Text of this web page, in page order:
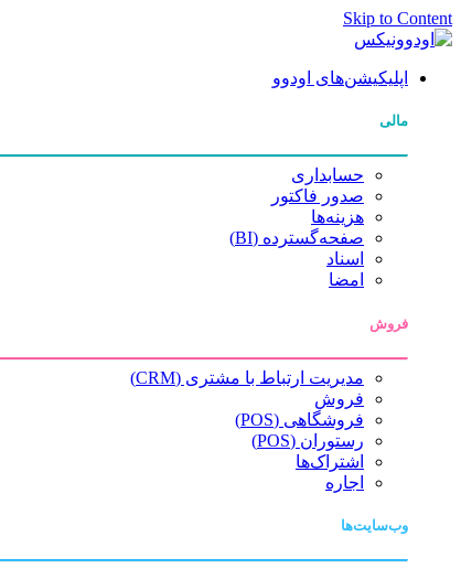
Skip to Content
اپلیکیشن‌های اودوو
مالی
حسابداری
صدور فاکتور
هزینه‌ها
صفحه‌گسترده (BI)
اسناد
امضا
فروش
مدیریت ارتباط با مشتری (CRM)
فروش
فروشگاهی (POS)
رستوران (POS)
اشتراک‌ها
اجاره
وب‌سایت‌ها